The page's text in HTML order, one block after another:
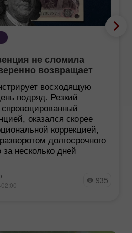
не сломила
возвращает
восходящую
подряд. Резкий
оказался скорее
коррекцией,
долгосрочного
несколько дней
935